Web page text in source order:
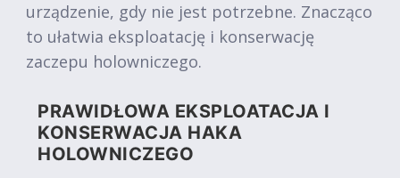
urządzenie, gdy nie jest potrzebne. Znacząco
to ułatwia eksploatację i konserwację
zaczepu holowniczego.
PRAWIDŁOWA EKSPLOATACJA I
KONSERWACJA HAKA
HOLOWNICZEGO